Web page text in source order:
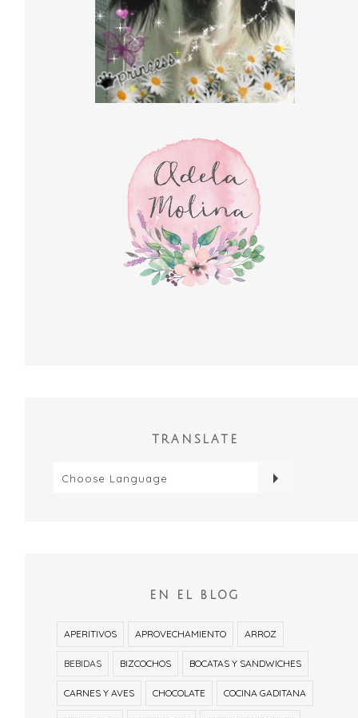
TRANSLATE
EN EL BLOG
APERITIVOS APROVECHAMIENTO ARROZ
BEBIDAS BIZCOCHOS BOCATAS Y SANDWICHES
CARNES Y AVES CHOCOLATE COCINA GADITANA